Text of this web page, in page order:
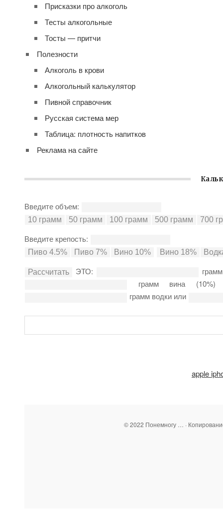
Присказки про алкоголь
Тесты алкогольные
Тосты — притчи
Полезности
Алкоголь в крови
Алкогольный калькулятор
Пивной справочник
Русская система мер
Таблица: плотность напитков
Реклама на сайте
Введите объем:
Введите крепость:
ЭТО:
грамм вина
грамм водки или
apple
© 2022 Понемногу … ·